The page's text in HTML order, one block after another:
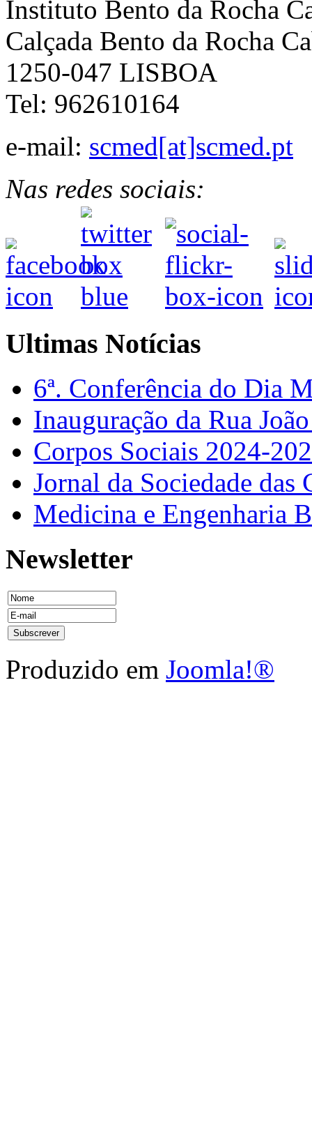
Instituto Bento da Rocha
Calçada Bento da Rocha
1250-047 LISBOA
Tel: 962610164
e-mail: scmed[at]scmed.pt
Nas redes sociais:
Ultimas Notícias
6ª. Conferência do Dia
Inauguração da Rua
Corpos Sociais 2024-
Jornal da Sociedade
Medicina e Engenharia
Newsletter
Produzido em Joomla!®